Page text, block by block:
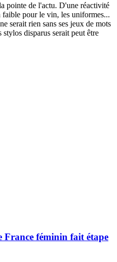
pointe de l'actu. D'une réactivité
pour le vin, les uniformes...
serait rien sans ses jeux de mots
disparus serait peut être
France féminin fait étape